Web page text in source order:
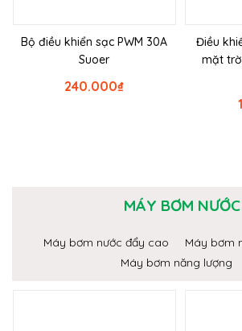
Bộ điều khiển sạc PWM 30A
Suoer
₫
240.000
Điều
mặt
MÁY BƠM NƯỚC
Máy bơm nước đẩy cao
Máy bơm
Máy bơm năng lượng